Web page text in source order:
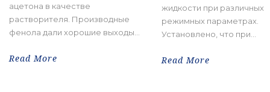
ацетона в качестве
растворителя. Производные
фенола дали хорошие выходы...
Read More
жидкости при различных
режимных параметрах.
Установлено, что при...
Read More